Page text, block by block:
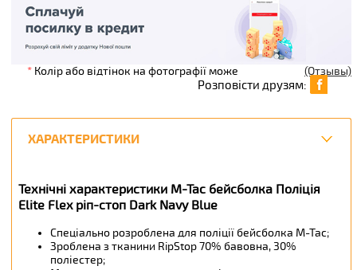
(Отзывы)
Розповісти друзям:
ХАРАКТЕРИСТИКИ
Технічні характеристики M-Tac бейсболка Поліція
Elite Flex ріп-стоп Dark Navy Blue
Спеціально розроблена для поліції бейсболка M-Tac;
Зроблена з тканини RipStop 70% бавовна, 30%
поліестер;
*Колір або відтінок на фотографії може